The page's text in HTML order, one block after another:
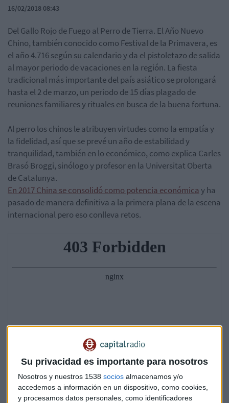
Su privacidad es importante para nosotros
Nosotros y nuestros 1538 socios almacenamos y/o
accedemos a información en un dispositivo, como cookies,
y procesamos datos personales, como identificadores
16/02/2018 08:43
Del Gallo Rojo de Fuego al Perro de Tierra. El Año Nuevo
Chino, también conocido como Festival de la Primavera, es
el año 4.716 según su calendario y da el pistoletazo de salida
al mayor periodo de vacaciones en la región. La fiesta
tradicional más importante del país asiático se prolongará
hasta el 2 de marzo, un periodo de 15 días plagado de
reuniones familiares y rituales en busca de la buena fortuna.
Al perro los chinos le atribuyen virtudes como la empatía y
la fidelidad, así que se prevé un año de estabilidad y
tranquilidad, también en lo económico, como explica Carles
Brasó Broggi, sinólogo y profesor en la Universitat Oberta
de Catalunya.
En 2017 China se consolidó como potencia económica y ha
pasado de manera definitiva a la primera plana de la escena
internacional pero eso conlleva retos.